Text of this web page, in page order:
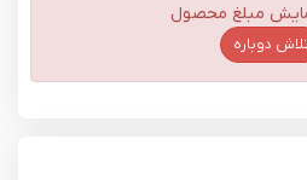
مبلغ محصول
تلاش دوباره